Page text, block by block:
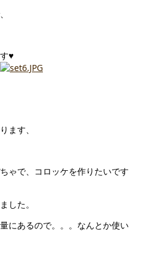
♥
ます、
ゃで、コロッケを作りたいです
した。
にあるので。。。なんとか使い